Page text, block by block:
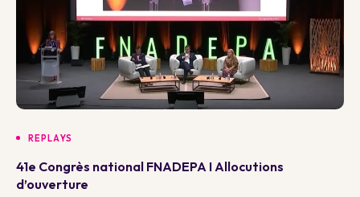
REPLAYS
41e Congrès national FNADEPA I Allocutions
d’ouverture